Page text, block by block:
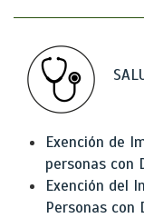
Exención de
personas con
Exención del
Personas con